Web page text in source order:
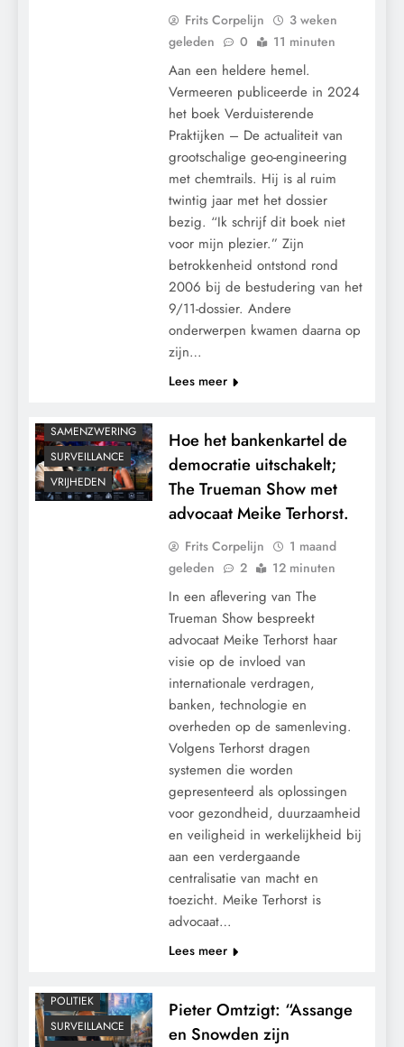
Frits Corpelijn
3 weken
geleden
0 11 minuten
Aan een heldere hemel.
Vermeeren publiceerde in 2024
het boek Verduisterende
Praktijken – De actualiteit van
grootschalige geo-engineering
met chemtrails. Hij is al ruim
twintig jaar met het dossier
bezig. “Ik schrijf dit boek niet
voor mijn plezier.” Zijn
betrokkenheid ontstond rond
2006 bij de bestudering van het
9/11-dossier. Andere
onderwerpen kwamen daarna op
zijn…
Lees meer
SAMENZWERING
SURVEILLANCE
VRIJHEDEN
Hoe het bankenkartel de
democratie uitschakelt;
The Trueman Show met
advocaat Meike Terhorst.
Frits Corpelijn
1 maand
geleden
2 12 minuten
In een aflevering van The
Trueman Show bespreekt
advocaat Meike Terhorst haar
visie op de invloed van
internationale verdragen,
banken, technologie en
overheden op de samenleving.
Volgens Terhorst dragen
systemen die worden
gepresenteerd als oplossingen
voor gezondheid, duurzaamheid
en veiligheid in werkelijkheid bij
aan een verdergaande
centralisatie van macht en
toezicht. Meike Terhorst is
advocaat…
Lees meer
POLITIEK
SURVEILLANCE
Pieter Omtzigt: “Assange
en Snowden zijn